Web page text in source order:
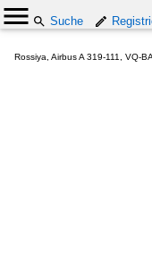
Suche
Rossiya, Airbus A 319-111, VQ-